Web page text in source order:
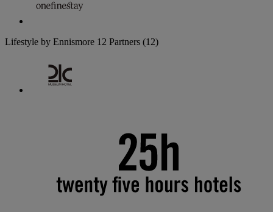
Lifestyle by Ennismore 12 Partners (12)